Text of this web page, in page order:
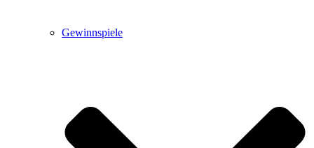
Gewinnspiele